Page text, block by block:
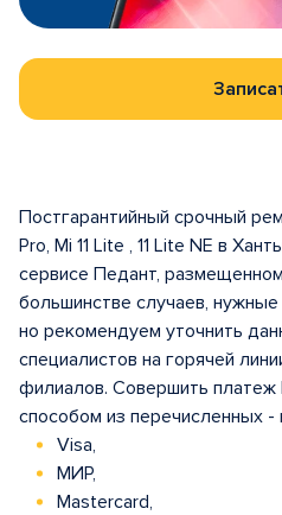
Постгарантийный срочный
Pro, Mi 11 Lite , 11 Lite NE в
сервисе Педант,
большинстве случаев, нужные
но рекомендуем уточнить
специалистов на горячей
филиалов. Совершить
способом из перечисленных -
Visa,
МИР,
Mastercard,